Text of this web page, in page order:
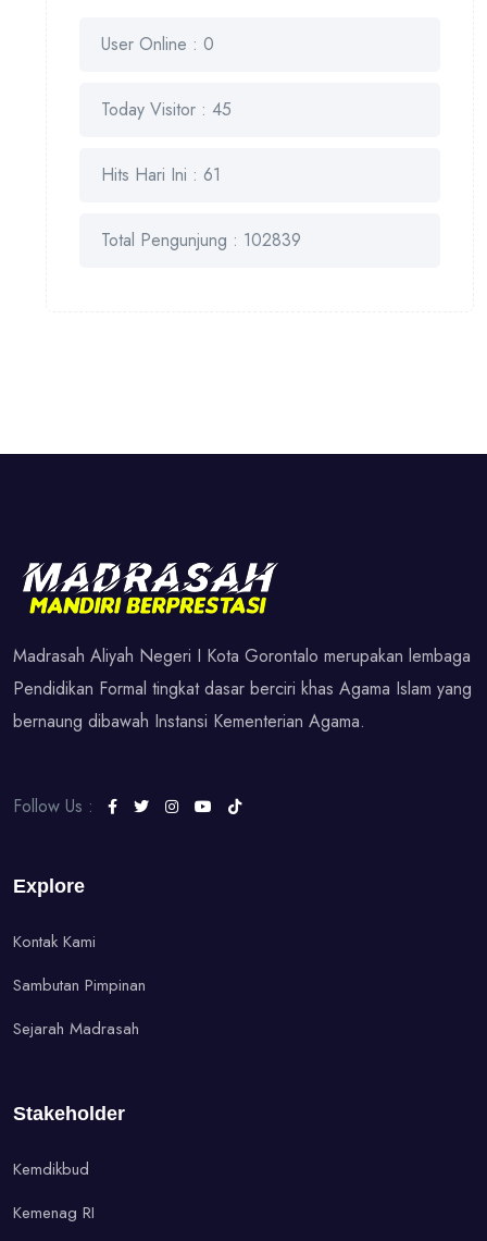
User Online : 0
Today Visitor : 45
Hits Hari Ini : 61
Total Pengunjung : 102839
Madrasah Aliyah Negeri I Kota Gorontalo merupakan lembaga
Pendidikan Formal tingkat dasar berciri khas Agama Islam yang
bernaung dibawah Instansi Kementerian Agama.
Follow Us :
Explore
Kontak Kami
Sambutan Pimpinan
Sejarah Madrasah
Stakeholder
Kemdikbud
Kemenag RI